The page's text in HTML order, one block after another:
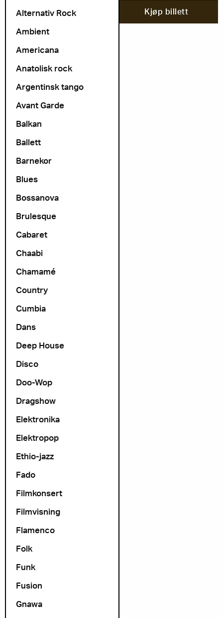
Alternativ Rock
Ambient
Americana
Anatolisk rock
Argentinsk tango
Avant Garde
Balkan
Ballett
Barnekor
Blues
Bossanova
Brulesque
Cabaret
Chaabi
Chamamé
Country
Cumbia
Dans
Deep House
Disco
Doo-Wop
Dragshow
Elektronika
Elektropop
Ethio-jazz
Fado
Filmkonsert
Filmvisning
Flamenco
Folk
Funk
Fusion
Gnawa
20. november Kjøp billett